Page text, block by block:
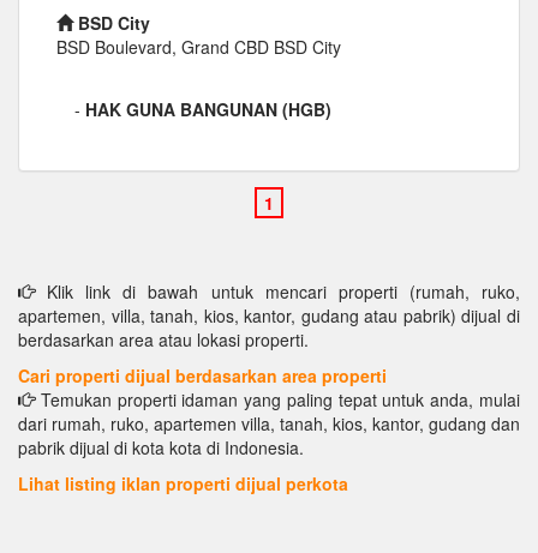
BSD City
BSD Boulevard, Grand CBD BSD City
- HAK GUNA BANGUNAN (HGB)
Klik link di bawah untuk mencari properti (rumah, ruko,
apartemen, villa, tanah, kios, kantor, gudang atau pabrik) dijual di
berdasarkan area atau lokasi properti.
Cari properti dijual berdasarkan area properti
Temukan properti idaman yang paling tepat untuk anda, mulai
dari rumah, ruko, apartemen villa, tanah, kios, kantor, gudang dan
pabrik dijual di kota kota di Indonesia.
Lihat listing iklan properti dijual perkota